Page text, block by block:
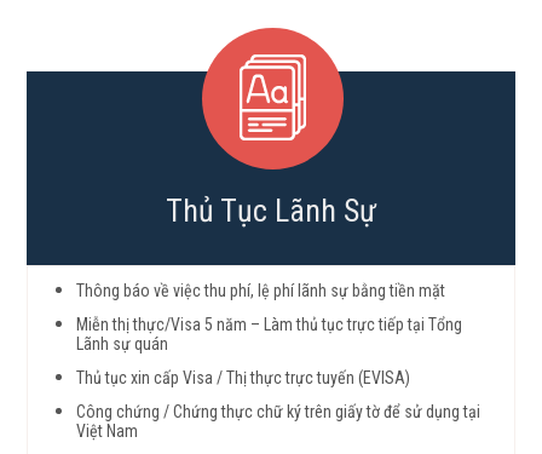
Thủ Tục Lãnh Sự
Thông báo về việc thu phí, lệ phí lãnh sự bằng tiền mặt
Miễn thị thực/Visa 5 năm – Làm thủ tục trực tiếp tại Tổng
Lãnh sự quán
Thủ tục xin cấp Visa / Thị thực trực tuyến (EVISA)
Công chứng / Chứng thực chữ ký trên giấy tờ để sử dụng tại
Việt Nam